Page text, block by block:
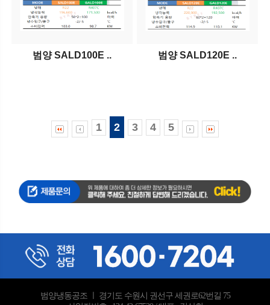
범양 SALD100E .. 범양 SALD120E ..
1 2 3 4 5
범양냉동공조 ㅣ 경기도 수원시 권선구 세권로62번길 75